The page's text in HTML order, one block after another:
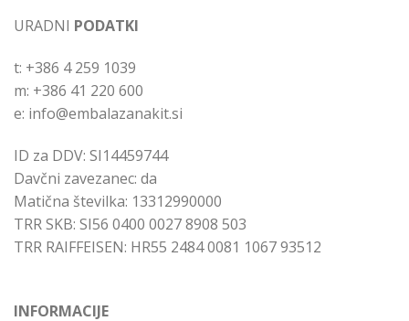
URADNI PODATKI
t: +386 4 259 1039
m: +386 41 220 600
e: info@embalazanakit.si
ID za DDV: SI14459744
Davčni zavezanec: da
Matična številka: 13312990000
TRR SKB: SI56 0400 0027 8908 503
TRR RAIFFEISEN: HR55 2484 0081 1067 93512
INFORMACIJE